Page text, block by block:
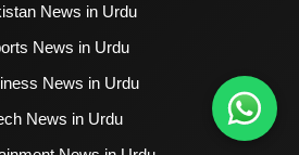
News in Urdu
News in Urdu
News in Urdu
News in Urdu